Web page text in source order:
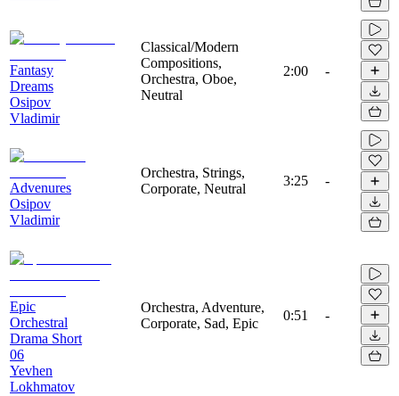
Fantasy
Dreams
Osipov
Vladimir
Classical/Modern
Compositions,
Orchestra, Oboe,
Neutral
2:00 -
Advenures
Osipov
Vladimir
Orchestra, Strings,
Corporate, Neutral
3:25 -
Epic
Orchestral
Drama Short
06
Yevhen
Lokhmatov
Orchestra, Adventure,
Corporate, Sad, Epic
0:51 -